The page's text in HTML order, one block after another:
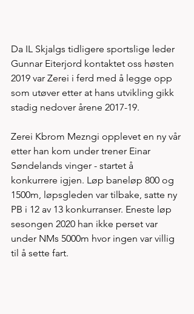
Da IL Skjalgs tidligere sportslige leder
Gunnar Eiterjord kontaktet oss høsten
2019 var Zerei i ferd med å legge opp
som utøver etter at hans utvikling gikk
stadig nedover årene 2017-19.
Zerei Kbrom Mezngi opplevet en ny vår
etter han kom under trener Einar
Søndelands vinger - startet å
konkurrere igjen. Løp baneløp 800 og
1500m, løpsgleden var tilbake, satte ny
PB i 12 av 13 konkurranser. Eneste løp
sesongen 2020 han ikke perset var
under NMs 5000m hvor ingen var villig
til å sette fart.